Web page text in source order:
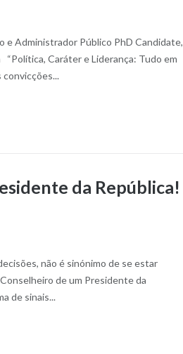
Administrador Público PhD Candidate,
Caráter e Liderança: Tudo em
da República!
não é sinónimo de se estar
de um Presidente da
de sinais...